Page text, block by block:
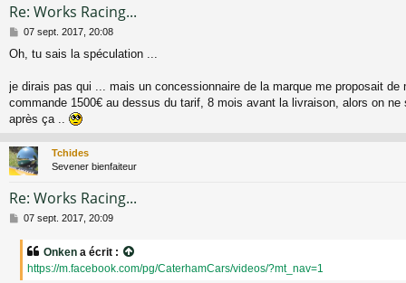
Re: Works Racing...
M
s
a
g
07 sept. 2017, 20:08
Oh, tu sais la spéculation ...
je dirais pas qui ... mais un concessionnaire de la marque me proposait de
commande 1500€ au dessus du tarif, 8 mois avant la livraison, alors on ne
après ça ..
Tchides
Sevener bienfaiteur
Re: Works Racing...
M
07 sept. 2017, 20:09
Onken a écrit :
https://m.facebook.com/pg/CaterhamCars/videos/?mt_nav=1